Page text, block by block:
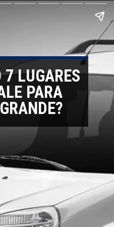
7 LUGARES
PARA